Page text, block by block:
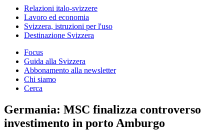
Relazioni italo-svizzere
Lavoro ed economia
Svizzera, istruzioni per l'uso
Destinazione Svizzera
Focus
Guida alla Svizzera
Abbonamento alla newsletter
Chi siamo
Cerca
Germania: MSC finalizza controverso
investimento in porto Amburgo